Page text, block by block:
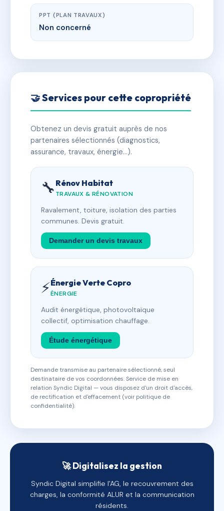
PPT (PLAN TRAVAUX)
Non concerné
🤝 Services pour cette copropriété
Obtenez un devis gratuit auprès de nos
partenaires sélectionnés (diagnostics,
assurance, travaux, énergie…).
🔧 Rénov Habitat
TRAVAUX & RÉNOVATION
Ravalement, toiture, isolation des parties
communes. Devis gratuit.
Demander un devis travaux
⚡Énergie Verte Copro
ÉNERGIE
Audit énergétique, photovoltaïque
collectif, optimisation chauffage.
Étude énergétique
Demande transmise au partenaire sélectionné, seul
destinataire de vos coordonnées. Service de mise en
relation Syndic Digital — vous disposez d'un droit d'accès,
de rectification et d'effacement (voir politique de
confidentialité).
🚀 Digitalisez la gestion
Syndic Digital simplifie l'AG, le recouvrement des
charges, la conformité ALUR et la communication
résidents.